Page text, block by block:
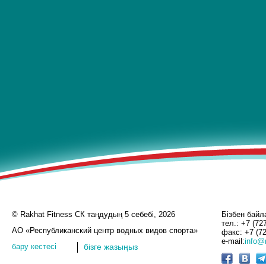
© Rakhat Fitness СК таңдудың 5 себебі, 2026
АО «Республиканский центр водных видов спорта»
бару кестесі
бізге жазыңыз
Бізбен
тел.: +7
факс: +7
e-mail: